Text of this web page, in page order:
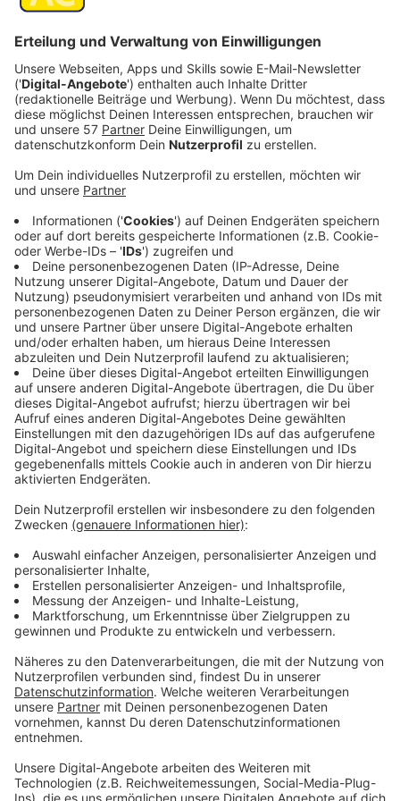
Update/Nachtrag:
Dem Aachener Hockey-Club ist der vorzeitige
Aufstieg in die 2. Bundesliga gelungen. Bei einem
Unentschieden der Aachener gegen den RTHC
Leverkusen hat der Verfolger HC Essen sein Spiel
gegen Bonn verloren. Der AHC hat somit vorm
letzten Spieltag vier Punkte Vorsprung und ist
nicht mehr einholbar. Am Sonntag geht es noch
einmal zum letzten Spieltag auswärts nach
Kahlenberg.
DerAachener Hockey-Club (AHC) könnte an diesem
Wochenende schon vorzeitig den Aufstieg in die 2.
Bundesliga klarmachen.
Im vorletzten Saisonspiel empfangen die Aachener am
Sonntag zuhause den RTHC Leverkusen.
und der direkte Verfolger HC Essen maximal
Unentschieden spielt.
Aktuell ist Aachen Tabellenführer der Regionalliga mit
drei Punkten Vorsprung.
Die Partie am Sonntag auf der Hockey-Anlage im
Soerser Sportpark an der Hubert-Wienen-Straße
beginnt um 14 Uhr, der AHC freut sich über viele
Unterstützer in dem wichtigen Spiel.
Anzeige